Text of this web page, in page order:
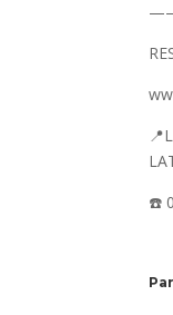
☎️